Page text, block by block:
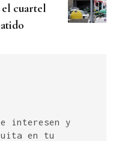
el cuartel
interesen y
en tu